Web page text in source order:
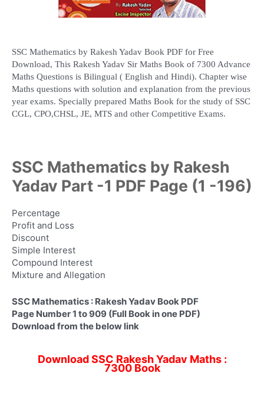
SSC Mathematics by Rakesh Yadav Book PDF for Free
Download, This Rakesh Yadav Sir Maths Book of 7300 Advance
Maths Questions is Bilingual ( English and Hindi). Chapter wise
Maths questions with solution and explanation from the previous
year exams. Specially prepared Maths Book for the study of SSC
CGL, CPO,CHSL, JE, MTS and other Competitive Exams.
SSC Mathematics by Rakesh
Yadav Part -1 PDF Page (1 -196)
Percentage
Profit and Loss
Discount
Simple Interest
Compound Interest
Mixture and Allegation
SSC Mathematics : Rakesh Yadav Book PDF
Page Number 1 to 909 (Full Book in one PDF)
Download from the below link
Download SSC Rakesh Yadav Maths :
7300 Book